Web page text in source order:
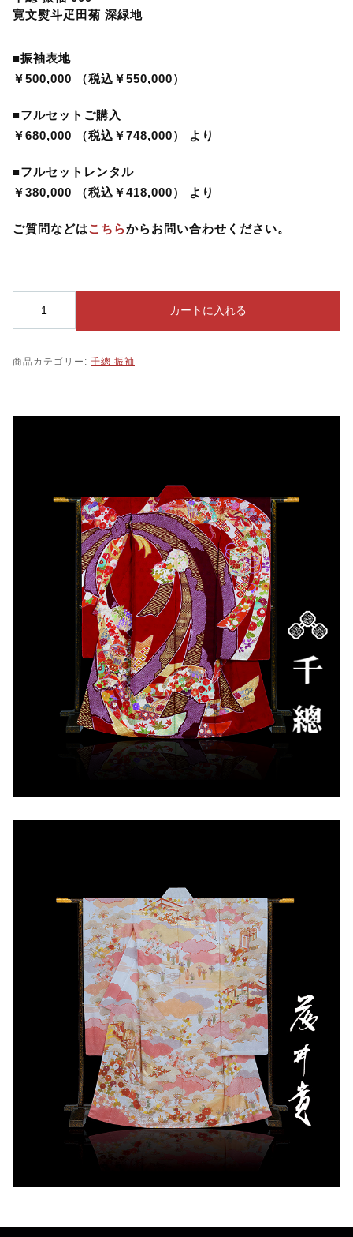
寛文熨斗疋田菊 深緑地
■振袖表地
￥500,000 （税込￥550,000）
■フルセットご購入
￥680,000 （税込￥748,000） より
■フルセットレンタル
￥380,000 （税込￥418,000） より
ご質問などはこちらからお問い合わせください。
袖
カートに入れる
商品カテゴリー: 千總 振袖
神戸の前撮り(スタジオと旧居留地)
ビンテージ振袖
オンラインショップ
理由あり品SALE
訪問着と黒留袖